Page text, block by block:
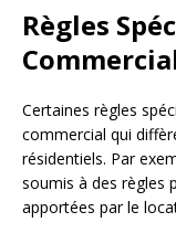
Règles
Certaines règles
commercial qui
résidentiels. Par
soumis à des règles
apportées par le